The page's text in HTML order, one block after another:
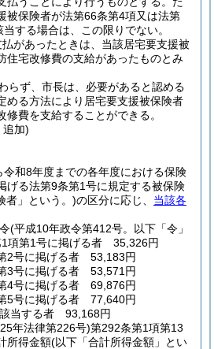
被保険者が法第66条第4項又は法第
する場合は、この限りでない。
があったときは、当該居宅要支援被
住宅改修費の支給があったものとみ
らず、市長は、必要があると認める
める方法により居宅要支援被保険者
修費を支給することができる。
追加)
令和8年度までの各年度における保険
げる法第9条第1号に規定する被保険
者」という。)の区分に応じ、 当該各
(平成10年政令第412号。以下「令」
1項第1号に掲げる者 35,326円
2号に掲げる者 53,183円
3号に掲げる者 53,571円
4号に掲げる者 69,876円
5号に掲げる者 77,640円
当する者 93,168円
年法律第226号)第292条第1項第13
所得金額(以下「合計所得金額」とい